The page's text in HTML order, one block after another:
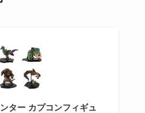
ター カプコンフィギュ